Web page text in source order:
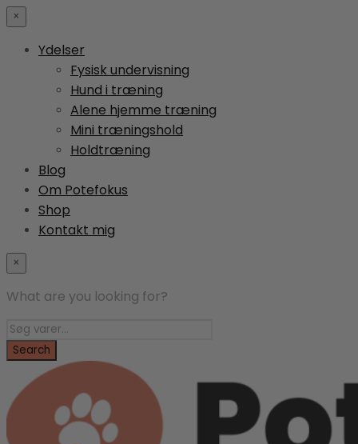
×
Ydelser
Fysisk undervisning
Hund i træning
Alene hjemme træning
Mini træningshold
Holdtræning
Blog
Om Potefokus
Shop
Kontakt mig
×
What are you looking for?